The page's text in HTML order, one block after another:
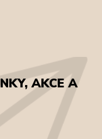
AKCE A